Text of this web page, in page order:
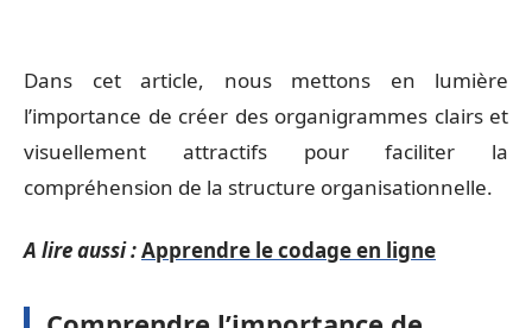
Dans cet article, nous mettons en lumière
l’importance de créer des organigrammes clairs et
visuellement attractifs pour faciliter la
compréhension de la structure organisationnelle.
A lire aussi :Apprendre le codage en ligne